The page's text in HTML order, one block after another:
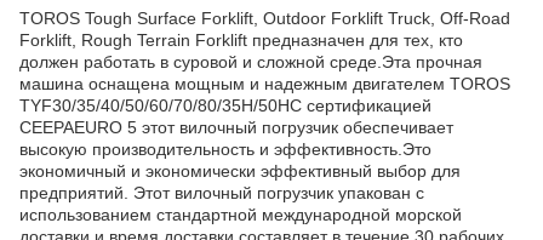
TOROS Tough Surface Forklift, Outdoor Forklift Truck, Off-Road
Forklift, Rough Terrain Forklift предназначен для тех, кто
должен работать в суровой и сложной среде.Эта прочная
машина оснащена мощным и надежным двигателем TOROS
TYF30/35/40/50/60/70/80/35H/50HС сертификацией
CEEPAEURO 5 этот вилочный погрузчик обеспечивает
высокую производительность и эффективность.Это
экономичный и экономически эффективный выбор для
предприятий. Этот вилочный погрузчик упакован с
использованием стандартной международной морской